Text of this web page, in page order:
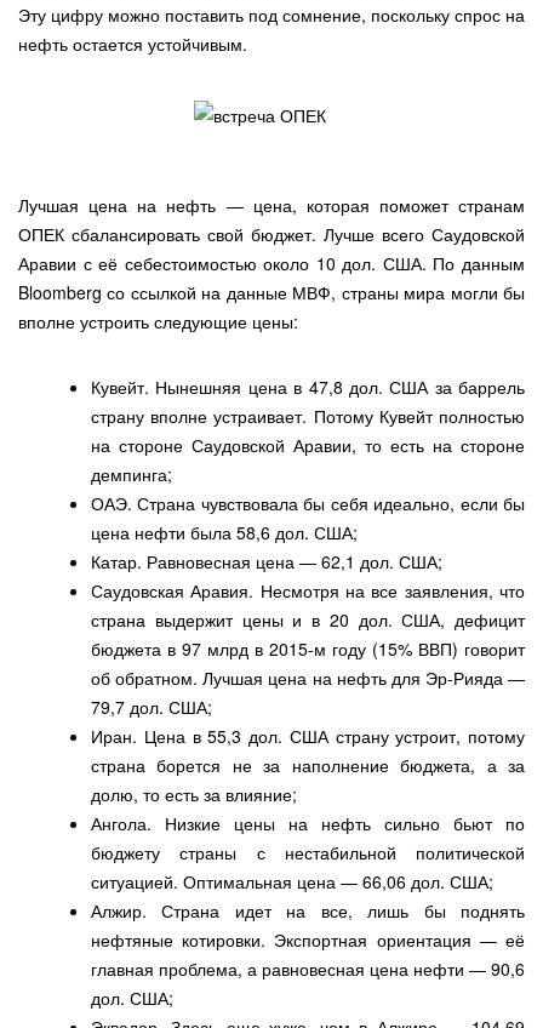
Эту цифру можно поставить под сомнение, поскольку спрос на
нефть остается устойчивым.
Лучшая цена на нефть — цена, которая поможет странам
ОПЕК сбалансировать свой бюджет. Лучше всего Саудовской
Аравии с её себестоимостью около 10 дол. США. По данным
Bloomberg со ссылкой на данные МВФ, страны мира могли бы
вполне устроить следующие цены:
Кувейт. Нынешняя цена в 47,8 дол. США за баррель
страну вполне устраивает. Потому Кувейт полностью
на стороне Саудовской Аравии, то есть на стороне
демпинга;
ОАЭ. Страна чувствовала бы себя идеально, если бы
цена нефти была 58,6 дол. США;
Катар. Равновесная цена — 62,1 дол. США;
Саудовская Аравия. Несмотря на все заявления, что
страна выдержит цены и в 20 дол. США, дефицит
бюджета в 97 млрд в 2015-м году (15% ВВП) говорит
об обратном. Лучшая цена на нефть для Эр-Рияда —
79,7 дол. США;
Иран. Цена в 55,3 дол. США страну устроит, потому
страна борется не за наполнение бюджета, а за
долю, то есть за влияние;
Ангола. Низкие цены на нефть сильно бьют по
бюджету страны с нестабильной политической
ситуацией. Оптимальная цена — 66,06 дол. США;
Алжир. Страна идет на все, лишь бы поднять
нефтяные котировки. Экспортная ориентация — её
главная проблема, а равновесная цена нефти — 90,6
дол. США;